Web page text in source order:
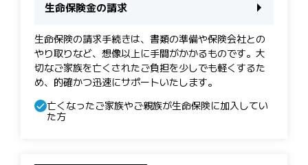
生命保険金の請求
生命保険の請求手続きは、書類の準備や保険会社との
やり取りなど、想像以上に手間がかかるものです。大
切なご家族を亡くされたご負担を少しでも軽くするた
め、的確かつ迅速にサポートいたします。
亡くなったご家族やご親族が生命保険に加入してい
た方